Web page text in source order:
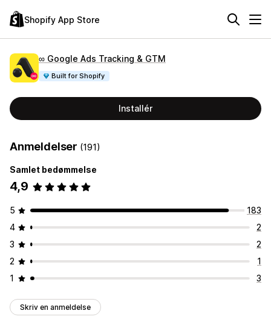
Shopify App Store
∞ Google Ads Tracking & GTM
Built for Shopify
Installér
Anmeldelser (191)
Samlet bedømmelse
4,9
5
183
4
2
3
2
2
1
1
3
Skriv en anmeldelse